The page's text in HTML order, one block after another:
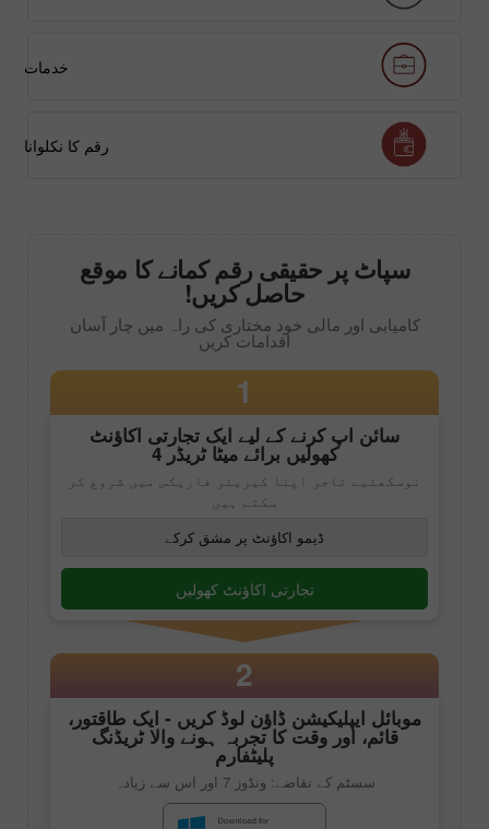
خدمات
رقم کا نکلوانا
سپاٹ پر حقیقی رقم کمانے کا موقع
حاصل کریں!
کامیابی اور مالی خود مختاری کی راہ میں چار آسان
اقدامات کریں
1
سائن اپ کرنے کے لیے ایک تجارتی اکاؤنٹ
کھولیں برائےمیٹا ٹریڈر 4
نوسکھئیے تاجر اپنا کیریئر فاریکس میں شروع کر
سکتے ہیں
ڈیمو اکاؤنٹ پر مشق کرکے
تجارتی اکاؤنٹ کھولیں
2
موبائل ایپلیکیشن ڈاؤن لوڈ کریں - ایک طاقتور،
قائم، اور وقت کا تجربہ ہونے والا ٹریڈنگ
پلیٹفارم
سسٹم کے تقاضے: ونڈوز 7 اور اس سے زیادہ